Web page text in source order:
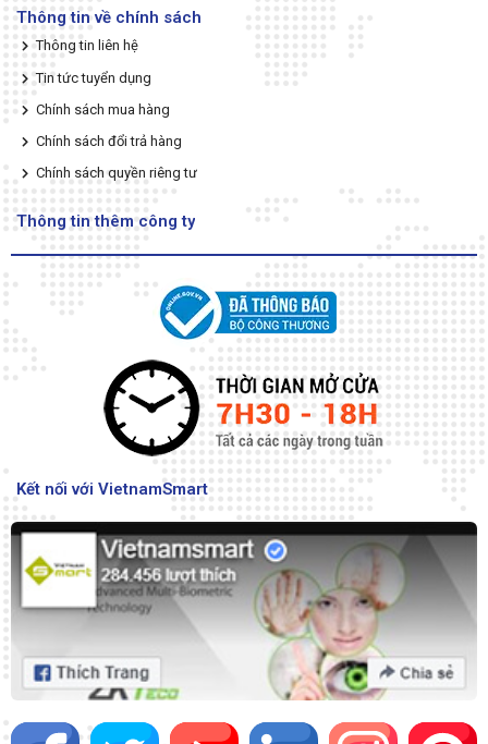
Thông tin về chính sách
Thông tin liên hệ
Tin tức tuyển dụng
Chính sách mua hàng
Chính sách đổi trả hàng
Chính sách quyền riêng tư
Thông tin thêm công ty
Kết nối với VietnamSmart